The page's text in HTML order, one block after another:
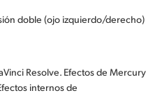
doble (ojo izquierdo/derecho)
Resolve. Efectos de Mercury
internos de